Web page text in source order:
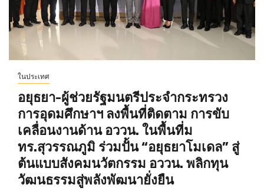
ในประเทศ
อยุธยา-ผู้ช่วยรัฐมนตรีประจำกระทรวง
การอุดมศึกษาฯ ลงพื้นที่ติดตาม การขับ
เคลื่อนงานด้าน อววน. ในพื้นที่ม
ทร.สุวรรณภูมิ ร่วมปั้น “อยุธยาโมเดล” สู่
ต้นแบบสังคมนวัตกรรม อววน. พลิกทุน
วัฒนธรรมสู่พลังพัฒนายั่งยืน